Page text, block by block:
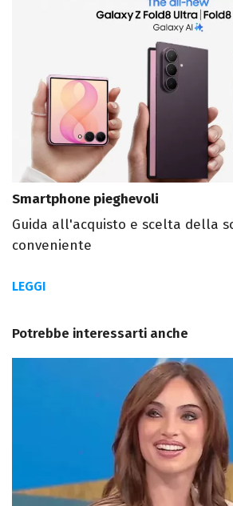
Smartphone pieghevoli
Guida all'acquisto e scelta della
conveniente
LEGGI
Potrebbe interessarti anche